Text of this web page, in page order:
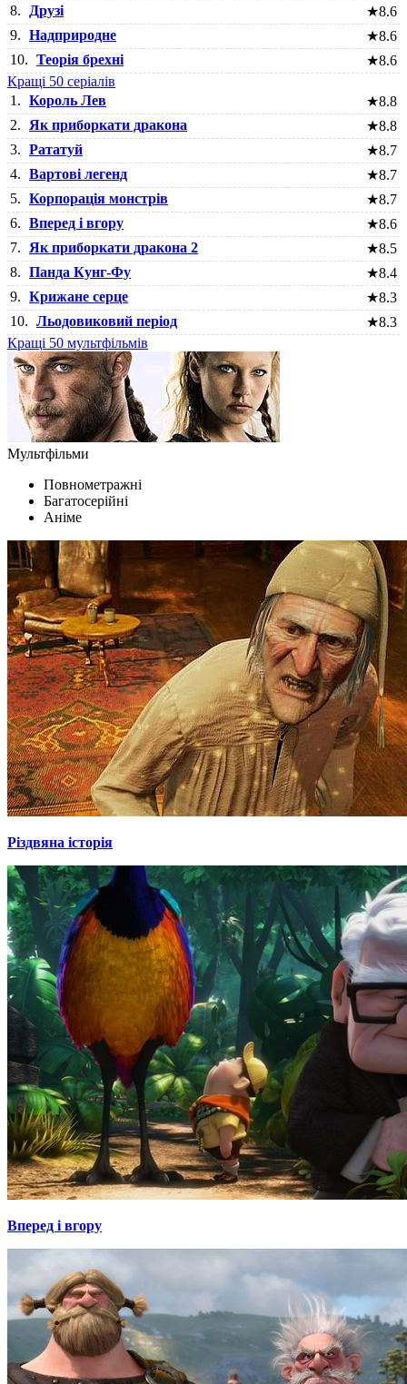
8.
Друзі ★8.6
9. Надприродне ★8.6
10. Теорія брехні ★8.6
Кращі 50 серіалів
1. Король Лев ★8.8
2.
Як приборкати дракона ★8.8
3. Рататуй ★8.7
4. Вартові легенд ★8.7
5. Корпорація монстрів ★8.7
6. Вперед і вгору ★8.6
7.
Як приборкати дракона 2 ★8.5
8. Панда Кунг-Фу ★8.4
9. Крижане серце ★8.3
10. Льодовиковий період ★8.3
Кращі 50 мультфільмів
Мультфільми
Повнометражні
Багатосерійні
Аніме
Різдвяна історія
Вперед і вгору